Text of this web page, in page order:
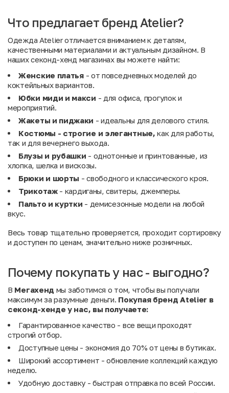
Что предлагает бренд Atelier?
Одежда Atelier отличается вниманием к деталям,
качественными материалами и актуальным дизайном. В
наших секонд-хенд магазинах вы можете найти:
Женские платья- от повседневных моделей до
коктейльных вариантов.
Юбки миди и макси - для офиса, прогулок и
мероприятий.
Жакеты и пиджаки - идеальны для делового стиля.
Костюмы - строгие и элегантные, как для работы,
так и для вечернего выхода.
Блузы и рубашки - однотонные и принтованные, из
хлопка, шелка и вискозы.
Брюки и шорты - свободного и классического кроя.
Трикотаж- кардиганы, свитеры, джемперы.
Пальто и куртки - демисезонные модели на любой
вкус.
Весь товар тщательно проверяется, проходит сортировку
и доступен по ценам, значительно ниже розничных.
Почему покупать у нас - выгодно?
В Мегахенд мы заботимся о том, чтобы вы получали
максимум за разумные деньги. Покупая бренд Atelier в
секонд-хенде у нас, вы получаете:
Гарантированное качество - все вещи проходят
строгий отбор.
Доступные цены - экономия до 70% от цены в бутиках.
Широкий ассортимент - обновление коллекций каждую
неделю.
Удобную доставку - быстрая отправка по всей России.